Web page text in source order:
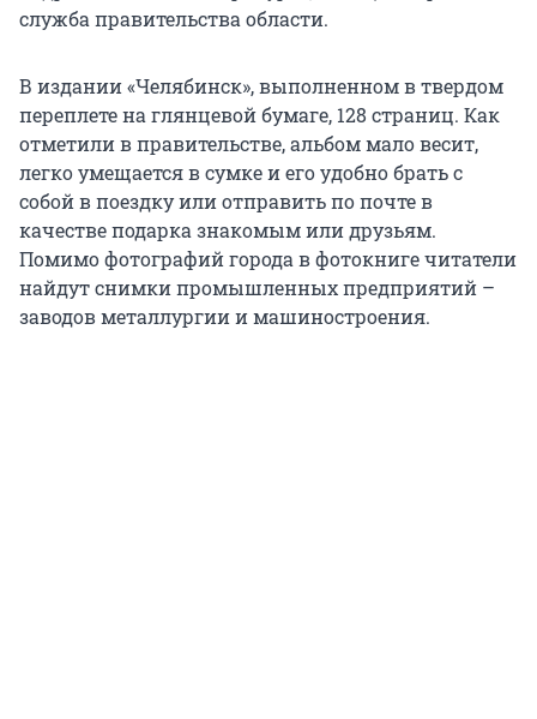
служба правительства области.
В издании «Челябинск», выполненном в твердом
переплете на глянцевой бумаге, 128 страниц. Как
отметили в правительстве, альбом мало весит,
легко умещается в сумке и его удобно брать с
собой в поездку или отправить по почте в
качестве подарка знакомым или друзьям.
Помимо фотографий города в фотокниге читатели
найдут снимки промышленных предприятий –
заводов металлургии и машиностроения.